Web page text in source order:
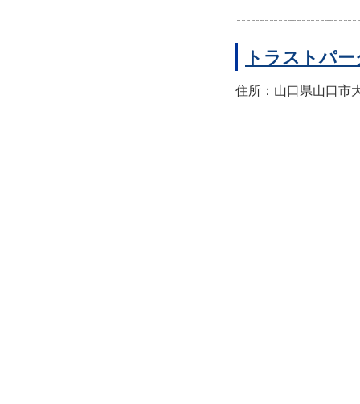
トラストパ
住所：山口県山口市